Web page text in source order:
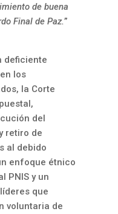
de buena
Final de Paz.”
deficiente
los
la Corte
del
retiro de
al debido
enfoque étnico
PNIS y un
que
voluntaria de